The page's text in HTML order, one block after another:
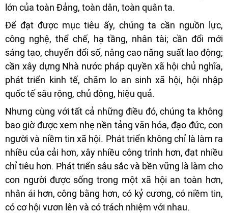
lớn của toàn Đảng, toàn dân, toàn quân ta.
Để đạt được mục tiêu ấy, chúng ta cần nguồn lực,
công nghệ, thể chế, hạ tầng, nhân tài; cần đổi mới
sáng tạo, chuyển đổi số, nâng cao năng suất lao động;
cần xây dựng Nhà nước pháp quyền xã hội chủ nghĩa,
phát triển kinh tế, chăm lo an sinh xã hội, hội nhập
quốc tế sâu rộng, chủ động, hiệu quả.
Nhưng cùng với tất cả những điều đó, chúng ta không
bao giờ được xem nhẹ nền tảng văn hóa, đạo đức, con
người và niềm tin xã hội. Phát triển không chỉ là làm ra
nhiều của cải hơn, xây nhiều công trình hơn, đạt nhiều
chỉ tiêu hơn. Phát triển sâu sắc và bền vững là làm cho
con người được sống trong một xã hội an toàn hơn,
nhân ái hơn, công bằng hơn, có kỷ cương, có niềm tin,
có cơ hội vươn lên và có trách nhiệm với nhau.